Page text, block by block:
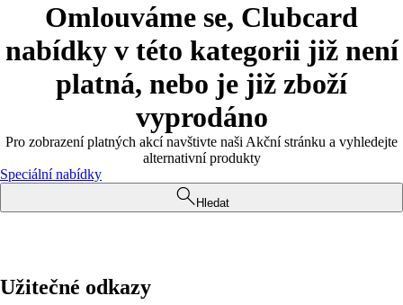
Omlouváme se, Clubcard
nabídky v této kategorii již není
platná, nebo je již zboží
vyprodáno
Pro zobrazení platných akcí navštivte naši Akční stránku a vyhledejte
alternativní produkty
Speciální nabídky
Hledat
Užitečné odkazy